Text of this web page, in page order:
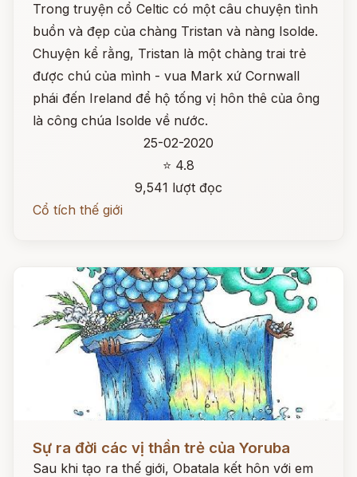
Trong truyện cổ Celtic có một câu chuyện tình
buồn và đẹp của chàng Tristan và nàng Isolde.
Chuyện kể rằng, Tristan là một chàng trai trẻ
được chú của mình - vua Mark xứ Cornwall
phái đến Ireland để hộ tống vị hôn thê của ông
là công chúa Isolde về nước.
25-02-2020
⭐ 4.8
9,541 lượt đọc
Cổ tích thế giới
Sự ra đời các vị thần trẻ của Yoruba
Sau khi tạo ra thế giới, Obatala kết hôn với em